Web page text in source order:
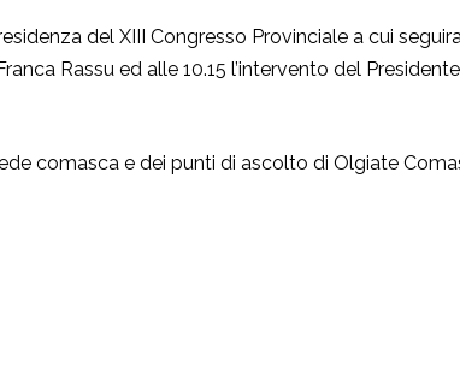
del XIII Congresso Provinciale a cui
Rassu ed alle 10.15 l’intervento del Presidente
comasca e dei punti di ascolto di Olgiate